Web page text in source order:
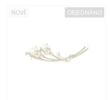
NOVÉ OBJEDNÁNO